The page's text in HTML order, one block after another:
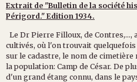
Extrait de "Bulletin de la société
Périgord." Edition 1934.
Le Dr Pierre Filloux, de Contres,...,
cultivés, où l'on trouvait
sur le cadastre, le nom de
la population: Camp de César. De
d'un grand étang connu, dans le